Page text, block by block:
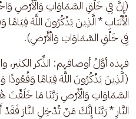
(إِنَّ فِي خَلْقِ السَّمَاوَاتِ وَالْأَرْضِ
الْأَلْبَابِ * الَّذِينَ يَذْكُرُونَ اللَّهَ
فِي خَلْقِ السَّمَاوَاتِ وَالْأَرْضِ).
فهذه أوَّلُ أوصافهم: الذِّكر الكثير،
(الَّذِينَ يَذْكُرُونَ اللَّهَ قِيَامًا
السَّمَاوَاتِ وَالْأَرْضِ رَبَّنَا مَا خَلَقْتَ
النَّارِ * رَبَّنَا إِنَّكَ مَنْ تُدْخِلِ النَّارَ